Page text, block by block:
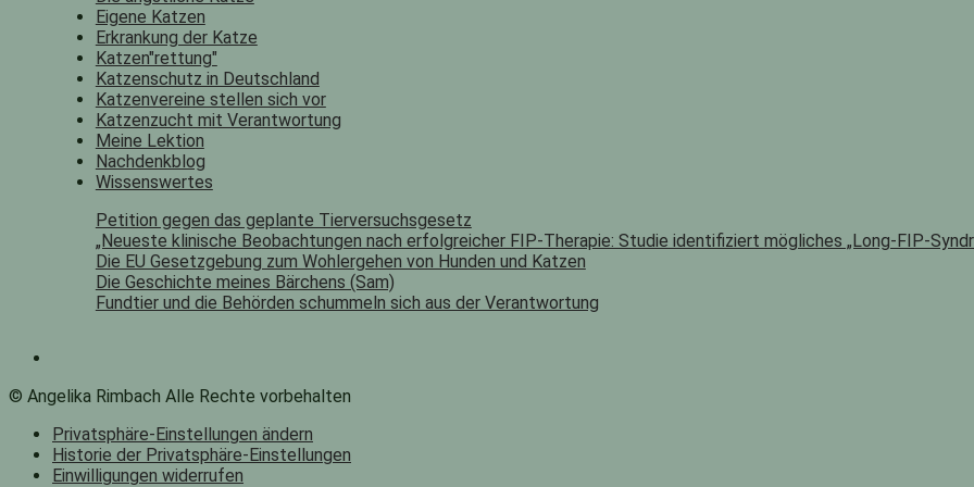
Eigene Katzen
Erkrankung der Katze
Katzen"rettung"
Katzenschutz in Deutschland
Katzenvereine stellen sich vor
Katzenzucht mit Verantwortung
Meine Lektion
Nachdenkblog
Wissenswertes
Petition gegen das geplante Tierversuchsgesetz
„Neueste klinische Beobachtungen nach erfolgreicher FIP-Therapie: Studie identifiziert mögliches „Long-FIP-
Die EU Gesetzgebung zum Wohlergehen von Hunden und Katzen
Die Geschichte meines Bärchens (Sam)
Fundtier und die Behörden schummeln sich aus der Verantwortung
© Angelika Rimbach Alle Rechte vorbehalten
Privatsphäre-Einstellungen ändern
Historie der Privatsphäre-Einstellungen
Einwilligungen widerrufen